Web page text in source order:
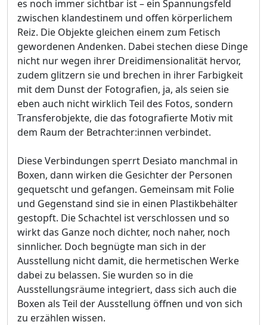
es noch immer sichtbar ist – ein Spannungsfeld
zwischen klandestinem und offen körperlichem
Reiz. Die Objekte gleichen einem zum Fetisch
gewordenen Andenken. Dabei stechen diese Dinge
nicht nur wegen ihrer Dreidimensionalität hervor,
zudem glitzern sie und brechen in ihrer Farbigkeit
mit dem Dunst der Fotografien, ja, als seien sie
eben auch nicht wirklich Teil des Fotos, sondern
Transferobjekte, die das fotografierte Motiv mit
dem Raum der Betrachter:innen verbindet.
Diese Verbindungen sperrt Desiato manchmal in
Boxen, dann wirken die Gesichter der Personen
gequetscht und gefangen. Gemeinsam mit Folie
und Gegenstand sind sie in einen Plastikbehälter
gestopft. Die Schachtel ist verschlossen und so
wirkt das Ganze noch dichter, noch naher, noch
sinnlicher. Doch begnügte man sich in der
Ausstellung nicht damit, die hermetischen Werke
dabei zu belassen. Sie wurden so in die
Ausstellungsräume integriert, dass sich auch die
Boxen als Teil der Ausstellung öffnen und von sich
zu erzählen wissen.